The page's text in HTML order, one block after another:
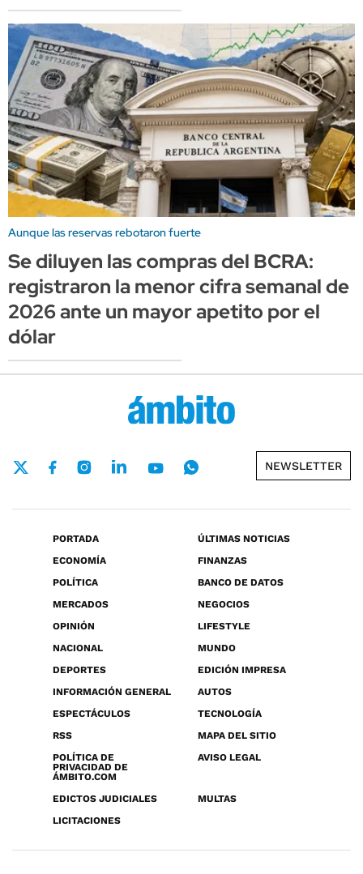
Aunque las reservas rebotaron fuerte
Se diluyen las compras del BCRA:
registraron la menor cifra semanal de
2026 ante un mayor apetito por el
dólar
NEWSLETTER
PORTADA
ÚLTIMAS NOTICIAS
ECONOMÍA
FINANZAS
POLÍTICA
BANCO DE DATOS
MERCADOS
NEGOCIOS
OPINIÓN
LIFESTYLE
NACIONAL
MUNDO
DEPORTES
EDICIÓN IMPRESA
INFORMACIÓN GENERAL
AUTOS
ESPECTÁCULOS
TECNOLOGÍA
RSS
MAPA DEL SITIO
POLÍTICA DE
PRIVACIDAD DE
ÁMBITO.COM
AVISO LEGAL
EDICTOS JUDICIALES
MULTAS
LICITACIONES